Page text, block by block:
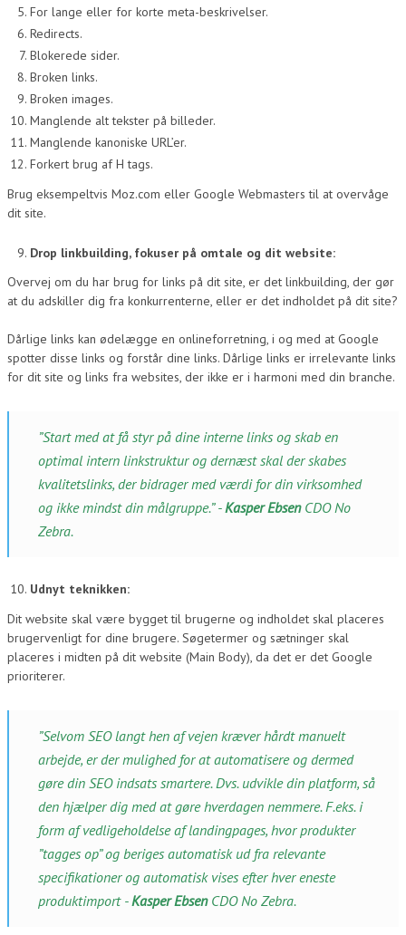
For lange eller for korte meta-beskrivelser.
Redirects.
Blokerede sider.
Broken links.
Broken images.
Manglende alt tekster på billeder.
Manglende kanoniske URL’er.
Forkert brug af H tags.
Brug eksempeltvis Moz.com eller Google Webmasters til at overvåge
dit site.
Drop linkbuilding, fokuser på omtale og dit website:
Overvej om du har brug for links på dit site, er det linkbuilding, der gør
at du adskiller dig fra konkurrenterne, eller er det indholdet på dit site?
Dårlige links kan ødelægge en onlineforretning, i og med at Google
spotter disse links og forstår dine links. Dårlige links er irrelevante links
for dit site og links fra websites, der ikke er i harmoni med din branche.
”Start med at få styr på dine interne links og skab en
optimal intern linkstruktur og dernæst skal der skabes
kvalitetslinks, der bidrager med værdi for din virksomhed
og ikke mindst din målgruppe.” -Kasper EbsenCDO No
Zebra.
Udnyt teknikken:
Dit website skal være bygget til brugerne og indholdet skal placeres
brugervenligt for dine brugere. Søgetermer og sætninger skal
placeres i midten på dit website (Main Body), da det er det Google
prioriterer.
”Selvom SEO langt hen af vejen kræver hårdt manuelt
arbejde, er der mulighed for at automatisere og dermed
gøre din SEO indsats smartere. Dvs. udvikle din platform, så
den hjælper dig med at gøre hverdagen nemmere. F.eks. i
form af vedligeholdelse af landingpages, hvor produkter
”tagges op” og beriges automatisk ud fra relevante
specifikationer og automatisk vises efter hver eneste
produktimport -Kasper EbsenCDO No Zebra.